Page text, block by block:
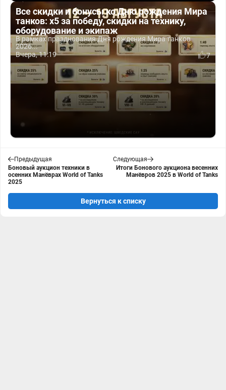
Все скидки и бонусы ко Дню рождения Мира
танков: x5 за победу, скидки на технику,
оборудование и экипаж
В рамках празднования Дня рождения Мира танков
2026...
Вчера, 11:19
7
Предыдущая
Боновый аукцион техники в
осенних Манёврах World of Tanks
2025
Следующая
Итоги Бонового аукциона весенних
Манёвров 2025 в World of Tanks
Вернуться к списку